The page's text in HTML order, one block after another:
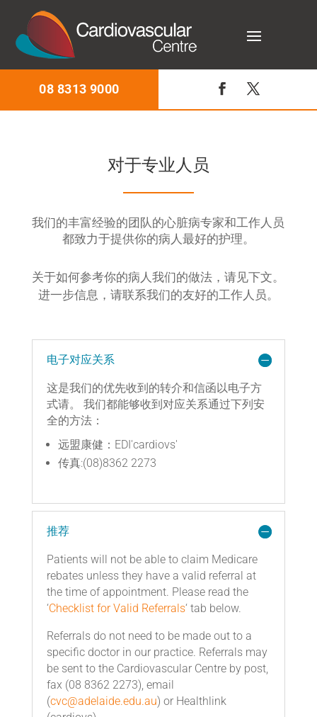
08 8313 9000
对于专业人员
我们的丰富经验的团队的心脏病专家和工作人员
都致力于提供你的病人最好的护理。
关于如何参考你的病人我们的做法，请见下文。
进一步信息，请联系我们的友好的工作人员。
电子对应关系
这是我们的优先收到的转介和信函以电子方
式请。 我们都能够收到对应关系通过下列安
全的方法：
远盟康健：EDI'cardiovs'
传真:(08)8362 2273
推荐
Patients will not be able to claim Medicare
rebates unless they have a valid referral at
the time of appointment. Please read the
‘Checklist for Valid Referrals‘ tab below.
Referrals do not need to be made out to a
specific doctor in our practice. Referrals may
be sent to the Cardiovascular Centre by post,
fax (08 8362 2273), email
(cvc@adelaide.edu.au) or Healthlink